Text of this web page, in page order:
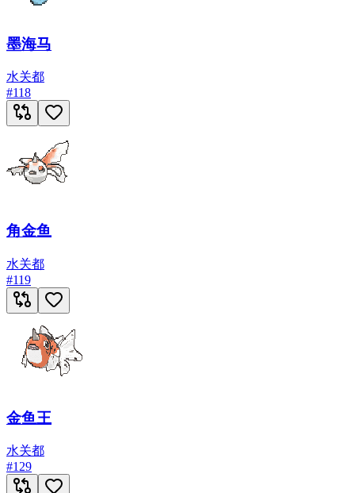
墨海马
水关都
#118
角金鱼
水关都
#119
金鱼王
水关都
#129